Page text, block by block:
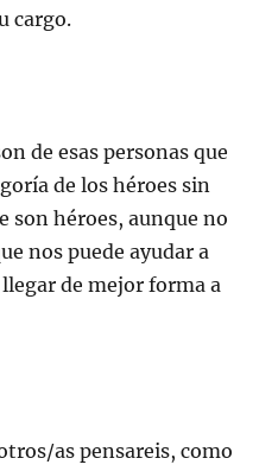
cargo.
de esas personas que
de los héroes sin
son héroes, aunque no
nos puede ayudar a
de mejor forma a
as pensareis, como